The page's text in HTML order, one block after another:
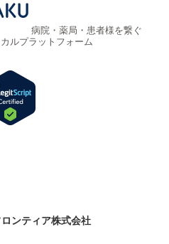
病院・薬局・患者様を繋ぐ
ルプラットフォーム
ンティア株式会社